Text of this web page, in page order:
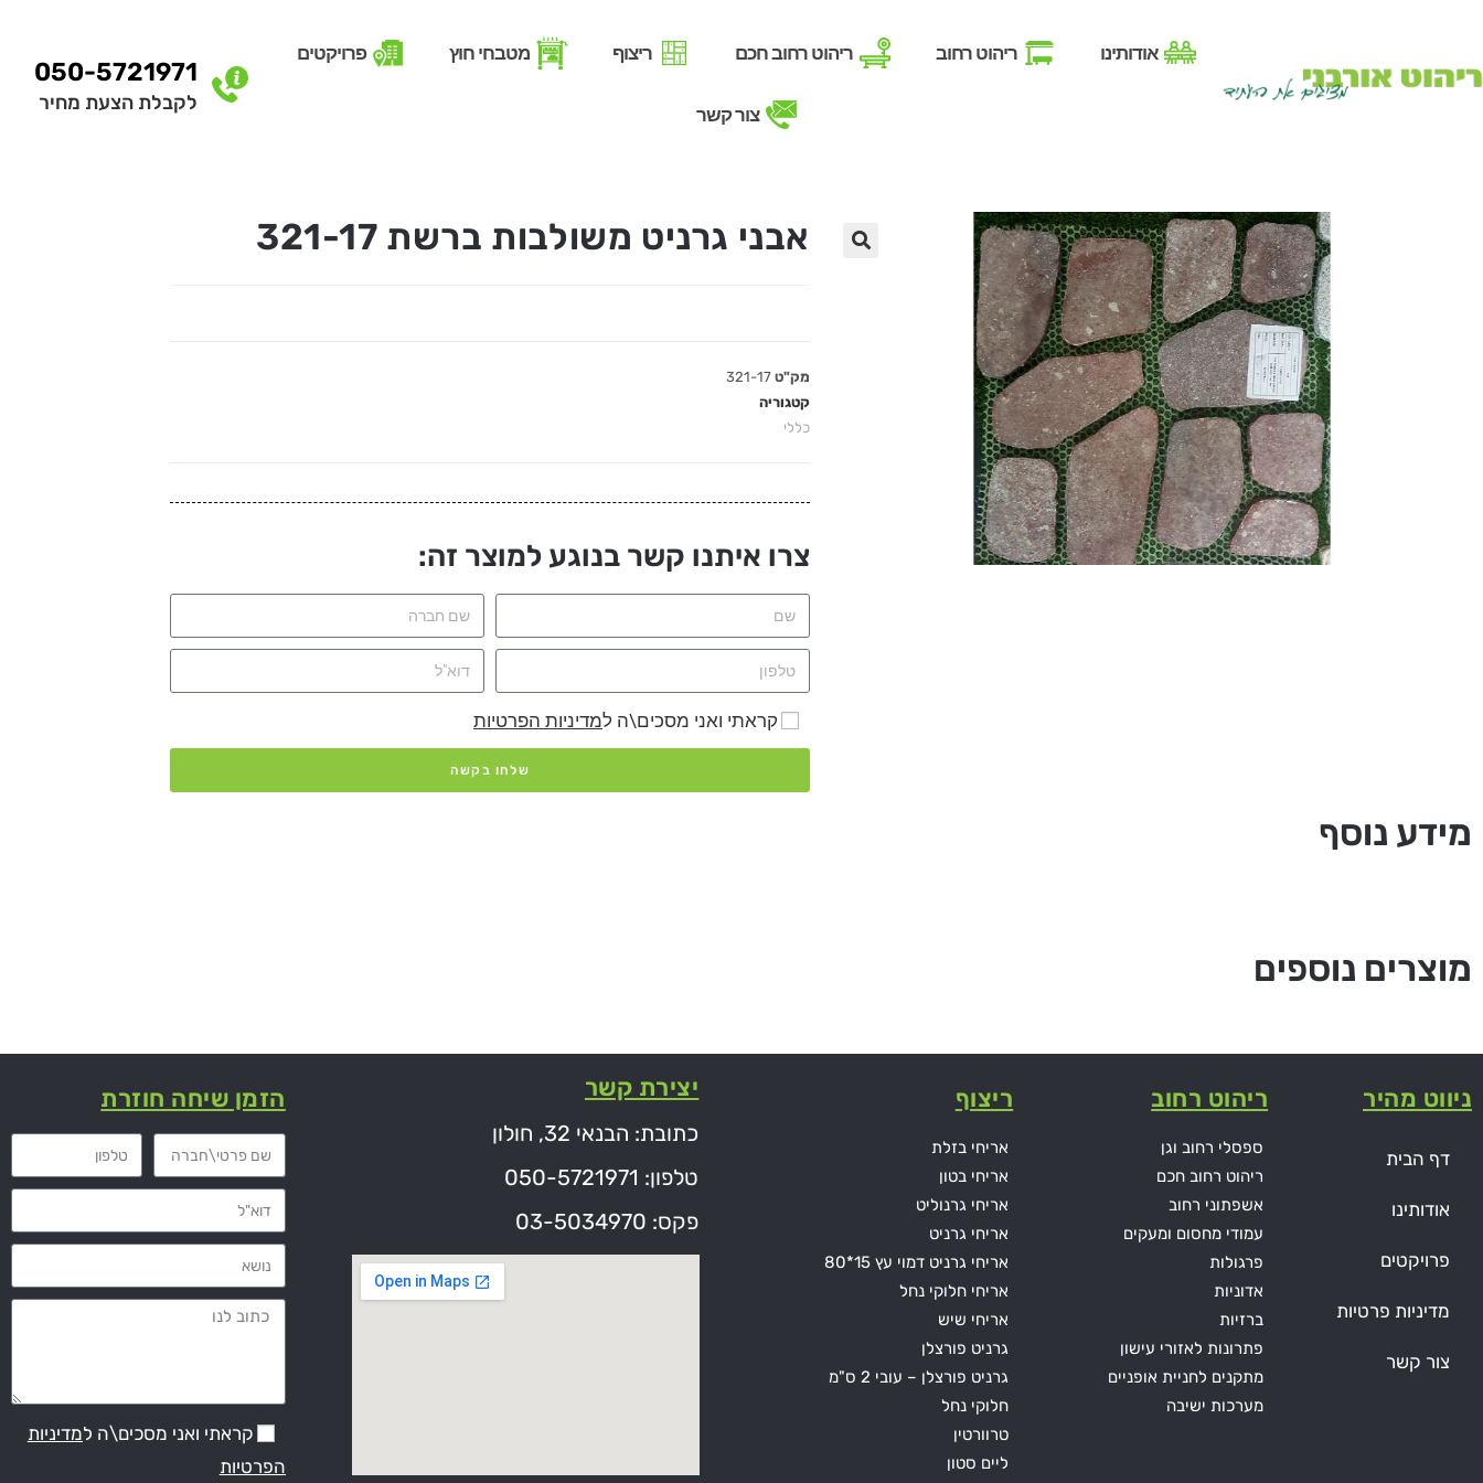
אודותינו ריהוט רחוב ריהוט רחוב חכם ריצוף מטבחי חוץ פרויקטים
צור קשר
050-5721971
לקבלת הצעת מחיר
אבני גרניט משולבות ברשת 321-17
מק"ט 321-17
קטגוריה
כללי
צרו איתנו קשר בנוגע למוצר זה:
קראתי ואני מסכים\ה למדיניות הפרטיות
שלחו בקשה
מידע נוסף
מוצרים נוספים
ניווט מהיר
דף הבית
אודותינו
פרויקטים
מדיניות פרטיות
צור קשר
ריהוט רחוב
ספסלי רחוב וגן
ריהוט רחוב חכם
אשפתוני רחוב
עמודי מחסום ומעקים
פרגולות
אדוניות
ברזיות
פתרונות לאזורי עישון
מתקנים לחניית אופניים
מערכות ישיבה
ריצוף
אריחי בזלת
אריחי בטון
אריחי גרנוליט
אריחי גרניט
אריחי גרניט דמוי עץ 15*80
אריחי חלוקי נחל
אריחי שיש
גרניט פורצלן
גרניט פורצלן – עובי 2 ס"מ
חלוקי נחל
טרוורטין
ליים סטון
יצירת קשר
כתובת: הבנאי 32, חולון
טלפון: 050-5721971
פקס: 03-5034970
הזמן שיחה חוזרת
קראתי ואני מסכים\ה למדיניות
הפרטיות